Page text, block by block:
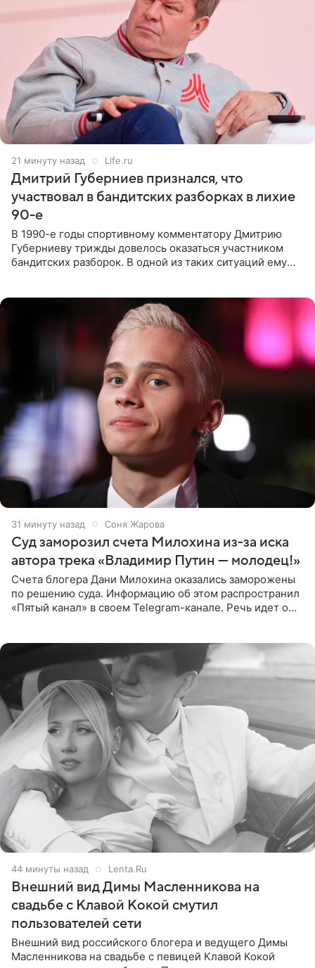
21 минуту назад Life.ru
Дмитрий Губерниев признался, что
участвовал в бандитских разборках в лихие
90-е
В 1990-е годы спортивному комментатору Дмитрию
Губерниеву трижды довелось оказаться участником
бандитских разборок. В одной из таких ситуаций ему
31 минуту назад Соня Жарова
Суд заморозил счета Милохина из-за иска
автора трека «Владимир Путин — молодец!»
Счета блогера Дани Милохина оказались заморожены
по решению суда. Информацию об этом распространил
«Пятый канал» в своем Telegram-канале. Речь идет о
44 минуты назад Lenta.Ru
Внешний вид Димы Масленникова на
свадьбе с Клавой Кокой смутил
пользователей сети
Внешний вид российского блогера и ведущего Димы
Масленникова на свадьбе с певицей Клавой Кокой